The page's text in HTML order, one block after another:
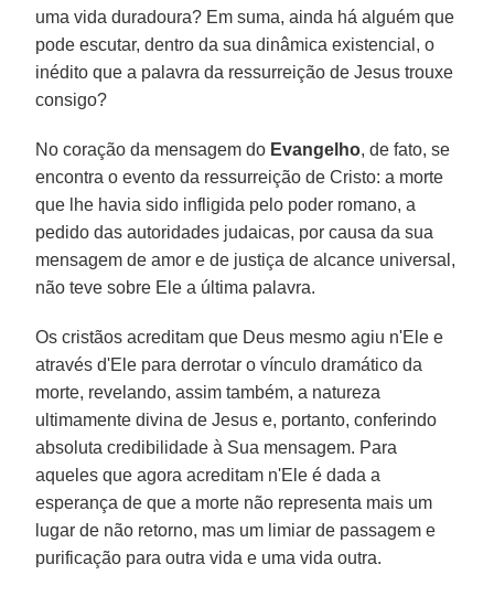
uma vida duradoura? Em suma, ainda há alguém que
pode escutar, dentro da sua dinâmica existencial, o
inédito que a palavra da ressurreição de Jesus trouxe
consigo?
No coração da mensagem do Evangelho, de fato, se
encontra o evento da ressurreição de Cristo: a morte
que lhe havia sido infligida pelo poder romano, a
pedido das autoridades judaicas, por causa da sua
mensagem de amor e de justiça de alcance universal,
não teve sobre Ele a última palavra.
Os cristãos acreditam que Deus mesmo agiu n'Ele e
através d'Ele para derrotar o vínculo dramático da
morte, revelando, assim também, a natureza
ultimamente divina de Jesus e, portanto, conferindo
absoluta credibilidade à Sua mensagem. Para
aqueles que agora acreditam n'Ele é dada a
esperança de que a morte não representa mais um
lugar de não retorno, mas um limiar de passagem e
purificação para outra vida e uma vida outra.